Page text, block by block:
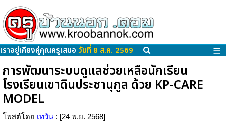
เราอยู่เคียงคู่คุณครูเสมอ วันที่ 8 ส.ค. 2569 ☰
การพัฒนาระบบดูแลช่วยเหลือนักเรียน
โรงเรียนเขาดินประชานุกูล ด้วย KP-CARE
MODEL
โพสต์โดย เทวัน : [24 พ.ย. 2568]